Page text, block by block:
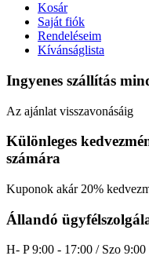
Kosár
Saját fiók
Rendeléseim
Kívánságlista
Ingyenes szállítás
Az ajánlat visszavonásáig
Különleges
számára
Kuponok akár 20%
Állandó
H- P 9:00 - 17:00 / Szo 9:00